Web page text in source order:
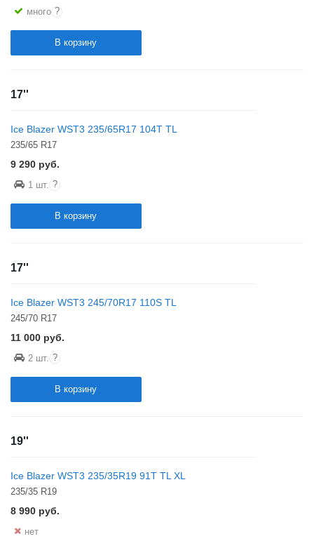
много ?
В корзину
17''
Ice Blazer WST3 235/65R17 104T TL
235/65 R17
9 290 руб.
1 шт. ?
В корзину
17''
Ice Blazer WST3 245/70R17 110S TL
245/70 R17
11 000 руб.
2 шт. ?
В корзину
19''
Ice Blazer WST3 235/35R19 91T TL XL
235/35 R19
8 990 руб.
нет